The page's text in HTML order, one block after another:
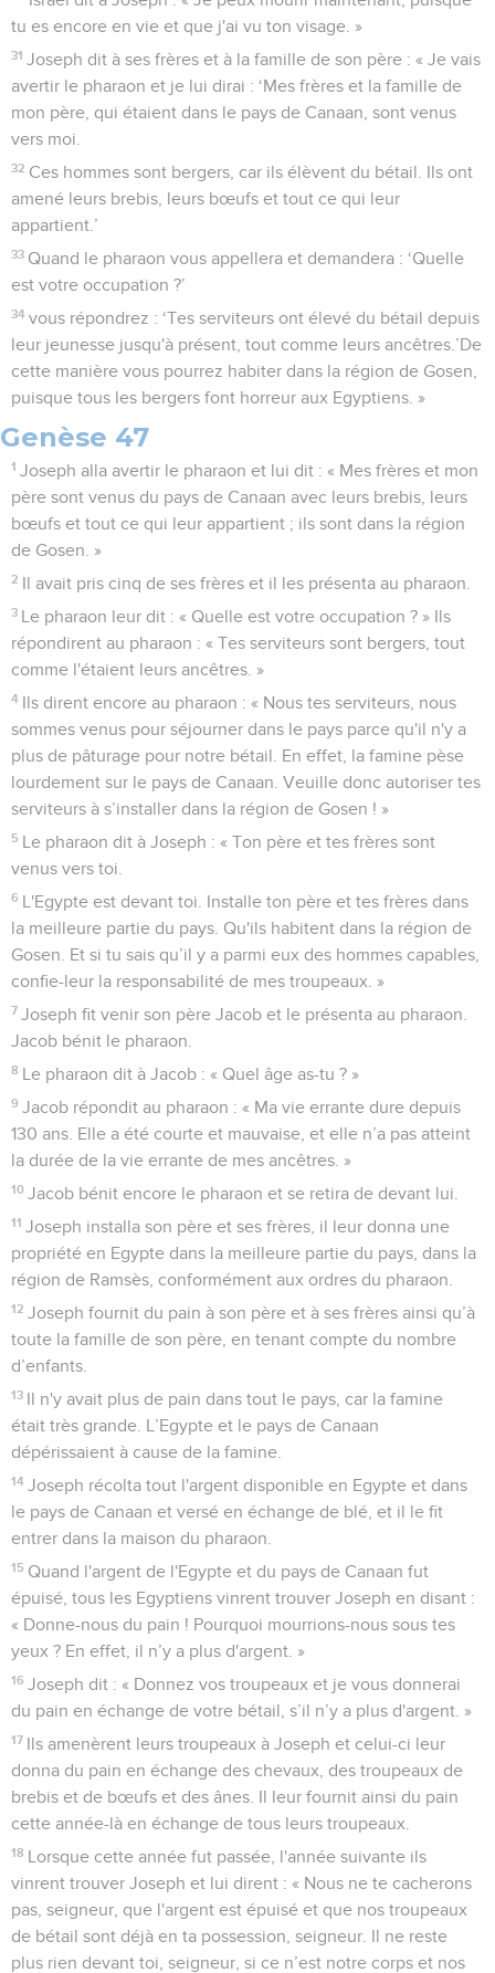
tu es encore en vie et que j'ai vu ton visage. »
31 Joseph dit à ses frères et à la famille de son père : « Je vais
avertir le pharaon et je lui dirai : ‘Mes frères et la famille de
mon père, qui étaient dans le pays de Canaan, sont venus
vers moi.
32 Ces hommes sont bergers, car ils élèvent du bétail. Ils ont
amené leurs brebis, leurs bœufs et tout ce qui leur
appartient.’
33 Quand le pharaon vous appellera et demandera : ‘Quelle
est votre occupation ?’
34 vous répondrez : ‘Tes serviteurs ont élevé du bétail depuis
leur jeunesse jusqu'à présent, tout comme leurs ancêtres.’De
cette manière vous pourrez habiter dans la région de Gosen,
puisque tous les bergers font horreur aux Egyptiens. »
Genèse 47
1 Joseph alla avertir le pharaon et lui dit : « Mes frères et mon
père sont venus du pays de Canaan avec leurs brebis, leurs
bœufs et tout ce qui leur appartient ; ils sont dans la région
de Gosen. »
2 Il avait pris cinq de ses frères et il les présenta au pharaon.
3 Le pharaon leur dit : « Quelle est votre occupation ? » Ils
répondirent au pharaon : « Tes serviteurs sont bergers, tout
comme l'étaient leurs ancêtres. »
4 Ils dirent encore au pharaon : « Nous tes serviteurs, nous
sommes venus pour séjourner dans le pays parce qu'il n'y a
plus de pâturage pour notre bétail. En effet, la famine pèse
lourdement sur le pays de Canaan. Veuille donc autoriser tes
serviteurs à s’installer dans la région de Gosen ! »
5 Le pharaon dit à Joseph : « Ton père et tes frères sont
venus vers toi.
6 L'Egypte est devant toi. Installe ton père et tes frères dans
la meilleure partie du pays. Qu'ils habitent dans la région de
Gosen. Et si tu sais qu’il y a parmi eux des hommes capables,
confie-leur la responsabilité de mes troupeaux. »
7 Joseph fit venir son père Jacob et le présenta au pharaon.
Jacob bénit le pharaon.
8 Le pharaon dit à Jacob : « Quel âge as-tu ? »
9 Jacob répondit au pharaon : « Ma vie errante dure depuis
130 ans. Elle a été courte et mauvaise, et elle n’a pas atteint
la durée de la vie errante de mes ancêtres. »
10 Jacob bénit encore le pharaon et se retira de devant lui.
11 Joseph installa son père et ses frères, il leur donna une
propriété en Egypte dans la meilleure partie du pays, dans la
région de Ramsès, conformément aux ordres du pharaon.
12 Joseph fournit du pain à son père et à ses frères ainsi qu’à
toute la famille de son père, en tenant compte du nombre
d’enfants.
13 Il n'y avait plus de pain dans tout le pays, car la famine
était très grande. L’Egypte et le pays de Canaan
dépérissaient à cause de la famine.
14 Joseph récolta tout l'argent disponible en Egypte et dans
le pays de Canaan et versé en échange de blé, et il le fit
entrer dans la maison du pharaon.
15 Quand l'argent de l'Egypte et du pays de Canaan fut
épuisé, tous les Egyptiens vinrent trouver Joseph en disant :
« Donne-nous du pain ! Pourquoi mourrions-nous sous tes
yeux ? En effet, il n’y a plus d'argent. »
16 Joseph dit : « Donnez vos troupeaux et je vous donnerai
du pain en échange de votre bétail, s’il n’y a plus d'argent. »
17 Ils amenèrent leurs troupeaux à Joseph et celui-ci leur
donna du pain en échange des chevaux, des troupeaux de
brebis et de bœufs et des ânes. Il leur fournit ainsi du pain
cette année-là en échange de tous leurs troupeaux.
18 Lorsque cette année fut passée, l'année suivante ils
vinrent trouver Joseph et lui dirent : « Nous ne te cacherons
pas, seigneur, que l'argent est épuisé et que nos troupeaux
de bétail sont déjà en ta possession, seigneur. Il ne reste
plus rien devant toi, seigneur, si ce n’est notre corps et nos